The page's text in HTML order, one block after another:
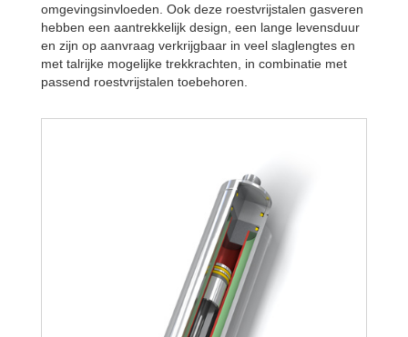
omgevingsinvloeden. Ook deze roestvrijstalen gasveren
hebben een aantrekkelijk design, een lange levensduur
en zijn op aanvraag verkrijgbaar in veel slaglengtes en
met talrijke mogelijke trekkrachten, in combinatie met
passend roestvrijstalen toebehoren.